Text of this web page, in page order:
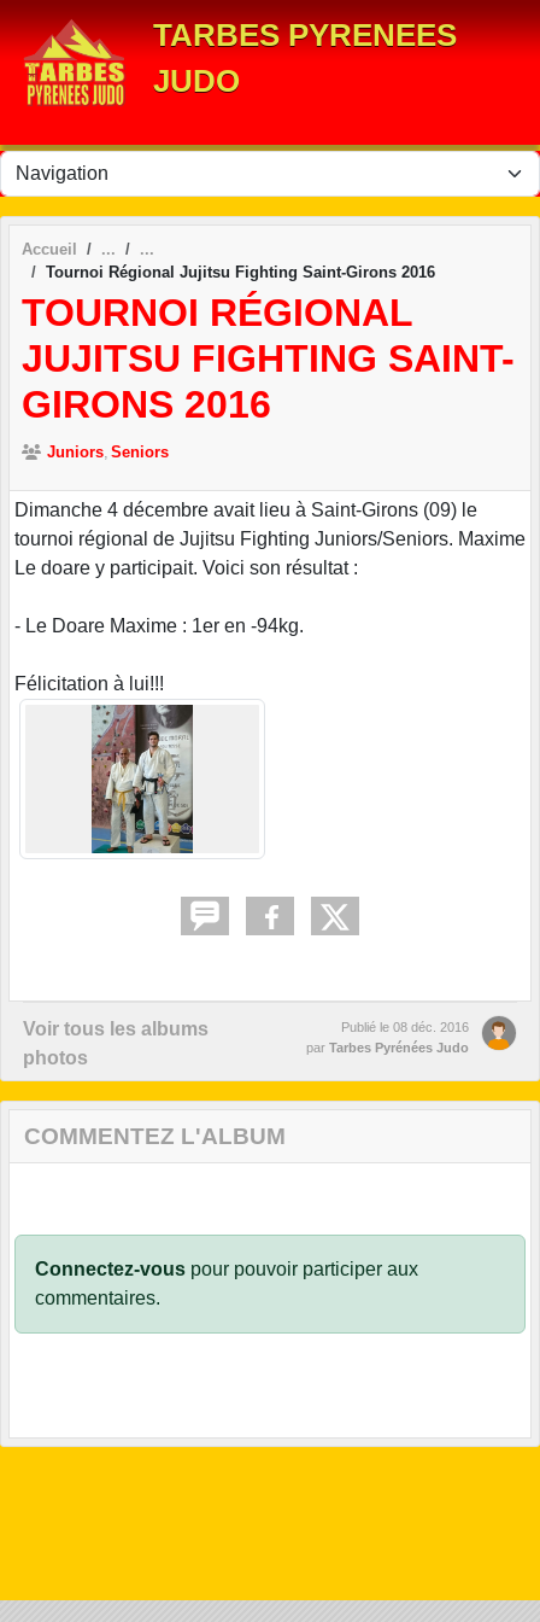
TARBES PYRENEES
JUDO
Accueil
Tournoi Régional Jujitsu Fighting Saint-Girons 2016
TOURNOI RÉGIONAL
JUJITSU FIGHTING SAINT-
GIRONS 2016
Juniors Seniors
Dimanche 4 décembre avait lieu à Saint-Girons (09) le
tournoi régional de Jujitsu Fighting Juniors/Seniors. Maxime
Le doare y participait. Voici son résultat :
- Le Doare Maxime : 1er en -94kg.
Félicitation à lui!!!
Voir tous les albums
photos
Publié le 08 déc. 2016
par Tarbes Pyrénées Judo
COMMENTEZ L'ALBUM
Connectez-vous pour pouvoir participer aux
commentaires.
Panneau de gestion des cookies